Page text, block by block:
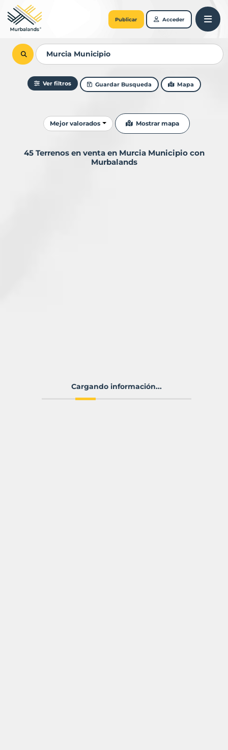
Publicar Acceder
Ver filtros Guardar Busqueda Mapa
Ordenar resultados
Mejor valorados Mostrar mapa
45 Terrenos en venta en Murcia Municipio con
Murbalands
Cargando información...